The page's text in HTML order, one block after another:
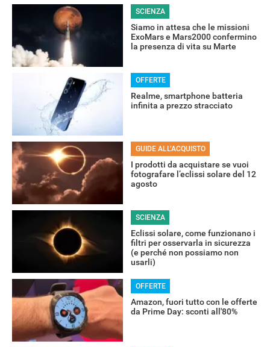
SCIENZA
Siamo in attesa che le missioni
ExoMars e Mars2000 confermino
la presenza di vita su Marte
OFFERTE
Realme, smartphone batteria
infinita a prezzo stracciato
GUIDE ALL’ACQUISTO
I prodotti da acquistare se vuoi
fotografare l’eclissi solare del 12
agosto
SCIENZA
Eclissi solare, come funzionano i
filtri per osservarla in sicurezza
(e perché non possiamo non
usarli)
OFFERTE
Amazon, fuori tutto con le offerte
da Prime Day: sconti all'80%